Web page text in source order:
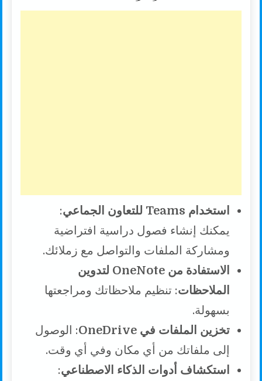
استخدام Teams للتعاون الجماعي
:
يمكنك إنشاء فصول دراسية افتراضية
ومشاركة الملفات والتواصل مع زملائك.
الاستفادة من OneNote لتدوين
الملاحظات: تنظيم ملاحظاتك ومراجعتها
بسهولة.
تخزين الملفات في OneDrive
: الوصول
إلى ملفاتك من أي مكان وفي أي وقت.
استكشاف أدوات الذكاء الاصطناعي: